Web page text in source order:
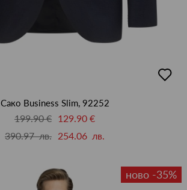
в
Сако Business Slim, 92252
199.90 € 129.90 €
390.97 лв. 254.06 лв.
ново -35%